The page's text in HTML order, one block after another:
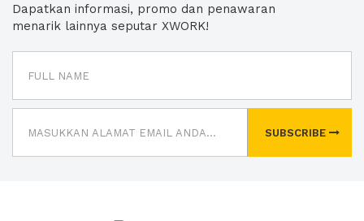
Dapatkan informasi, promo dan penawaran
menarik lainnya seputar XWORK!
SUBSCRIBE